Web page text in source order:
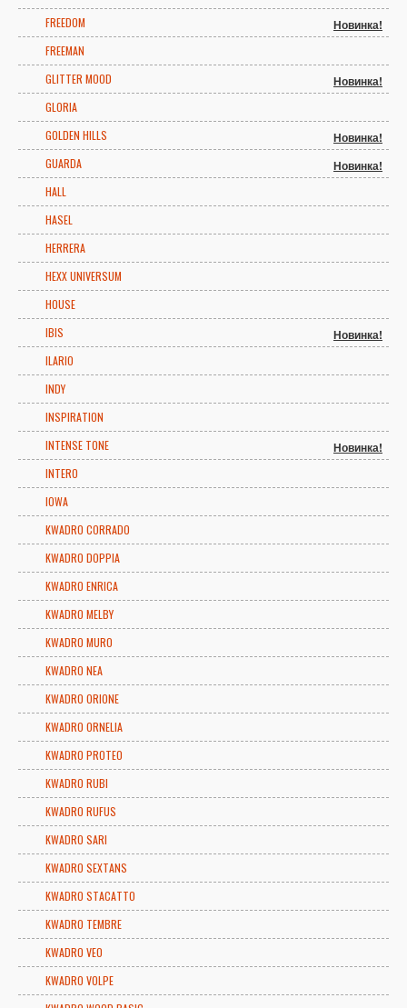
FREEDOM
Новинка!
FREEMAN
GLITTER MOOD
Новинка!
GLORIA
GOLDEN HILLS
Новинка!
GUARDA Новинка!
HALL
HASEL
HERRERA
HEXX UNIVERSUM
HOUSE
IBIS
Новинка!
ILARIO
INDY
INSPIRATION
INTENSE TONE
Новинка!
INTERO
IOWA
KWADRO CORRADO
KWADRO DOPPIA
KWADRO ENRICA
KWADRO MELBY
KWADRO MURO
KWADRO NEA
KWADRO ORIONE
KWADRO ORNELIA
KWADRO PROTEO
KWADRO RUBI
KWADRO RUFUS
KWADRO SARI
KWADRO SEXTANS
KWADRO STACATTO
KWADRO TEMBRE
KWADRO VEO
KWADRO VOLPE